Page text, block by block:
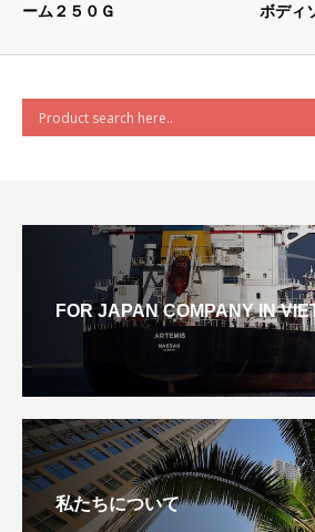
ーム２５０Ｇ
ボディ
FOR JAPAN COMPANY IN
私たちについて